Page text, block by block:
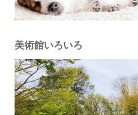
美術館いろいろ